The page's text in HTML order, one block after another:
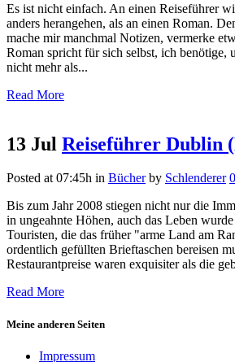
Es ist nicht einfach. An einen Reiseführer
anders herangehen, als an einen Roman.
mache mir manchmal Notizen, vermerke
Roman spricht für sich selbst, ich benötige,
nicht mehr als...
Read More
13 Jul Reiseführer Dublin
Posted at 07:45h in Bücher by Schlenderer
Bis zum Jahr 2008 stiegen nicht nur die
in ungeahnte Höhen, auch das Leben
Touristen, die das früher "arme Land am
ordentlich gefüllten Brieftaschen bereisen
Restaurantpreise waren exquisiter als die
Read More
Meine anderen Seiten
Impressum